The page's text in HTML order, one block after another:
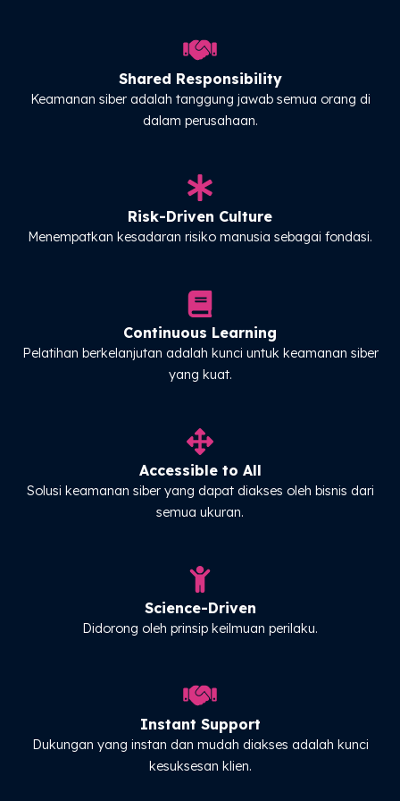
Shared Responsibility
Keamanan siber adalah tanggung jawab semua orang di
dalam perusahaan.
Risk-Driven Culture
Menempatkan kesadaran risiko manusia sebagai fondasi.
Continuous Learning
Pelatihan berkelanjutan adalah kunci untuk keamanan siber
yang kuat.
Accessible to All
Solusi keamanan siber yang dapat diakses oleh bisnis dari
semua ukuran.
Science-Driven
Didorong oleh prinsip keilmuan perilaku.
Instant Support
Dukungan yang instan dan mudah diakses adalah kunci
kesuksesan klien.